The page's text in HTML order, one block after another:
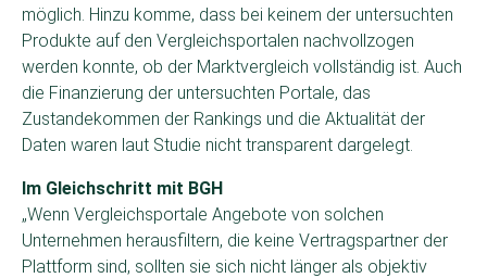
möglich. Hinzu komme, dass bei keinem der untersuchten
Produkte auf den Vergleichsportalen nachvollzogen
werden konnte, ob der Marktvergleich vollständig ist. Auch
die Finanzierung der untersuchten Portale, das
Zustandekommen der Rankings und die Aktualität der
Daten waren laut Studie nicht transparent dargelegt.
Im Gleichschritt mit BGH
„Wenn Vergleichsportale Angebote von solchen
Unternehmen herausfiltern, die keine Vertragspartner der
Plattform sind, sollten sie sich nicht länger als objektiv